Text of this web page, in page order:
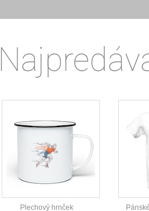
Plechový hrnček